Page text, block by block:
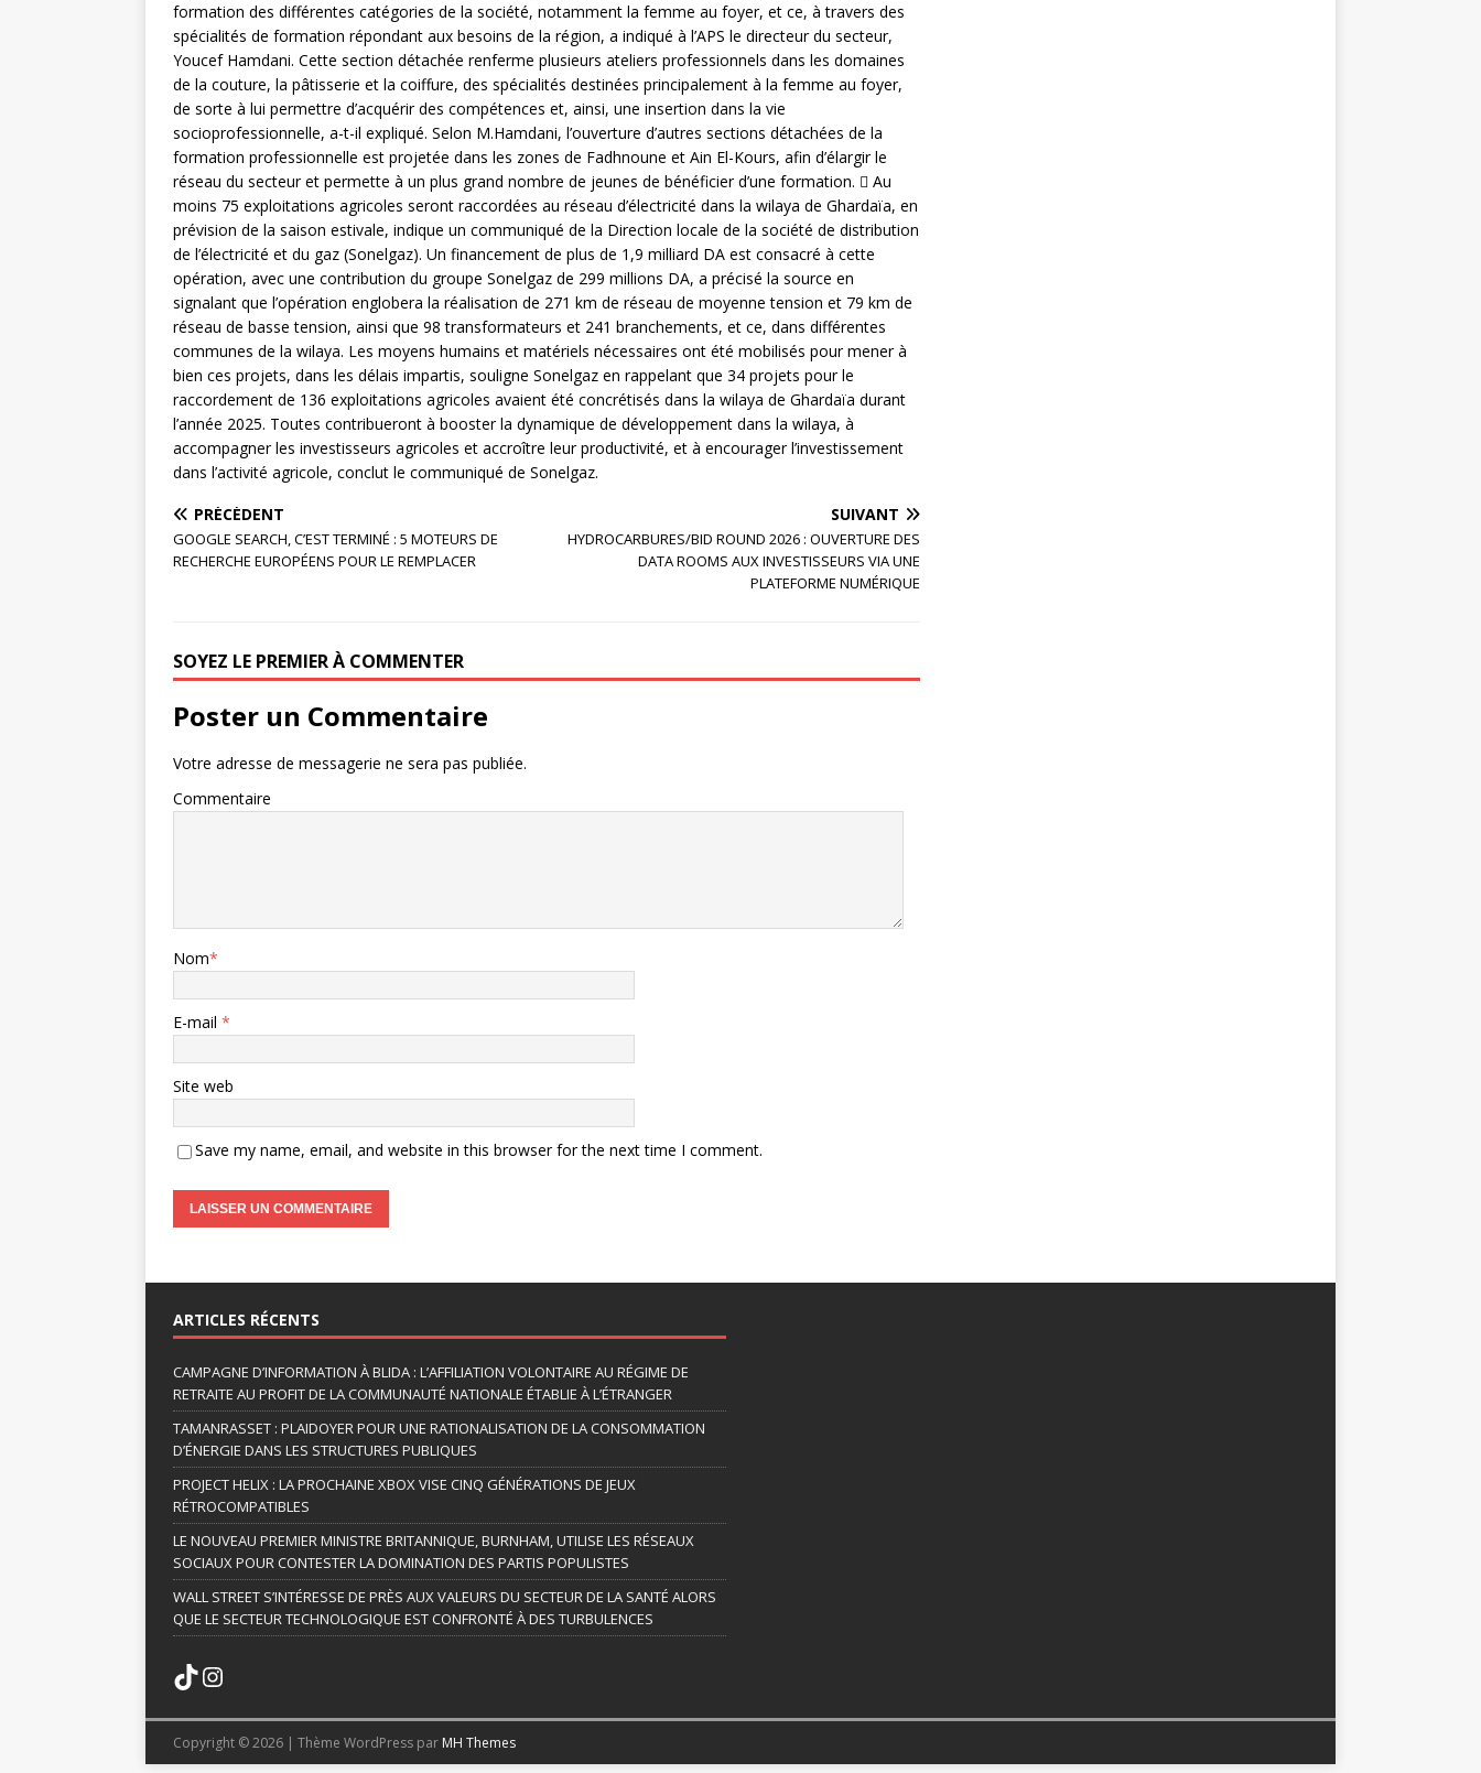
formation des différentes catégories de la société, notamment la femme au foyer, et ce, à travers des
spécialités de formation répondant aux besoins de la région, a indiqué à l’APS le directeur du secteur,
Youcef Hamdani. Cette section détachée renferme plusieurs ateliers professionnels dans les domaines
de la couture, la pâtisserie et la coiffure, des spécialités destinées principalement à la femme au foyer,
de sorte à lui permettre d’acquérir des compétences et, ainsi, une insertion dans la vie
socioprofessionnelle, a-t-il expliqué. Selon M.Hamdani, l’ouverture d’autres sections détachées de la
formation professionnelle est projetée dans les zones de Fadhnoune et Ain El-Kours, afin d’élargir le
réseau du secteur et permette à un plus grand nombre de jeunes de bénéficier d’une formation.  Au
moins 75 exploitations agricoles seront raccordées au réseau d’électricité dans la wilaya de Ghardaïa, en
prévision de la saison estivale, indique un communiqué de la Direction locale de la société de distribution
de l’électricité et du gaz (Sonelgaz). Un financement de plus de 1,9 milliard DA est consacré à cette
opération, avec une contribution du groupe Sonelgaz de 299 millions DA, a précisé la source en
signalant que l’opération englobera la réalisation de 271 km de réseau de moyenne tension et 79 km de
réseau de basse tension, ainsi que 98 transformateurs et 241 branchements, et ce, dans différentes
communes de la wilaya. Les moyens humains et matériels nécessaires ont été mobilisés pour mener à
bien ces projets, dans les délais impartis, souligne Sonelgaz en rappelant que 34 projets pour le
raccordement de 136 exploitations agricoles avaient été concrétisés dans la wilaya de Ghardaïa durant
l’année 2025. Toutes contribueront à booster la dynamique de développement dans la wilaya, à
accompagner les investisseurs agricoles et accroître leur productivité, et à encourager l’investissement
dans l’activité agricole, conclut le communiqué de Sonelgaz.
PRÉCÉDENT
GOOGLE SEARCH, C’EST TERMINÉ : 5 MOTEURS DE
RECHERCHE EUROPÉENS POUR LE REMPLACER
SUIVANT
HYDROCARBURES/BID ROUND 2026 : OUVERTURE DES
DATA ROOMS AUX INVESTISSEURS VIA UNE
PLATEFORME NUMÉRIQUE
SOYEZ LE PREMIER À COMMENTER
Poster un Commentaire
Votre adresse de messagerie ne sera pas publiée.
Commentaire
Nom*
E-mail *
Site web
Save my name, email, and website in this browser for the next time I comment.
t
e
r
n
a
t
i
v
e
:
ARTICLES RÉCENTS
CAMPAGNE D’INFORMATION À BLIDA : L’AFFILIATION VOLONTAIRE AU RÉGIME DE
RETRAITE AU PROFIT DE LA COMMUNAUTÉ NATIONALE ÉTABLIE À L’ÉTRANGER
TAMANRASSET : PLAIDOYER POUR UNE RATIONALISATION DE LA CONSOMMATION
D’ÉNERGIE DANS LES STRUCTURES PUBLIQUES
PROJECT HELIX : LA PROCHAINE XBOX VISE CINQ GÉNÉRATIONS DE JEUX
RÉTROCOMPATIBLES
LE NOUVEAU PREMIER MINISTRE BRITANNIQUE, BURNHAM, UTILISE LES RÉSEAUX
SOCIAUX POUR CONTESTER LA DOMINATION DES PARTIS POPULISTES
WALL STREET S’INTÉRESSE DE PRÈS AUX VALEURS DU SECTEUR DE LA SANTÉ ALORS
QUE LE SECTEUR TECHNOLOGIQUE EST CONFRONTÉ À DES TURBULENCES
Copyright © 2026 | Thème WordPress par MH Themes